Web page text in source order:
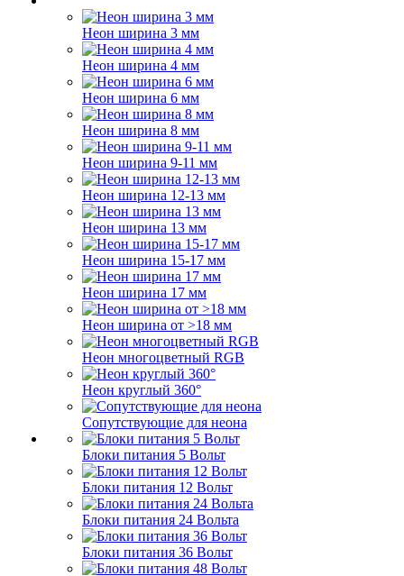
Неон ширина 3 мм
Неон ширина 4 мм
Неон ширина 6 мм
Неон ширина 8 мм
Неон ширина 9-11 мм
Неон ширина 12-13 мм
Неон ширина 13 мм
Неон ширина 15-17 мм
Неон ширина 17 мм
Неон ширина от >18 мм
Неон многоцветный RGB
Неон круглый 360°
Сопутствующие для неона
Блоки питания 5 Вольт
Блоки питания 12 Вольт
Блоки питания 24 Вольта
Блоки питания 36 Вольт